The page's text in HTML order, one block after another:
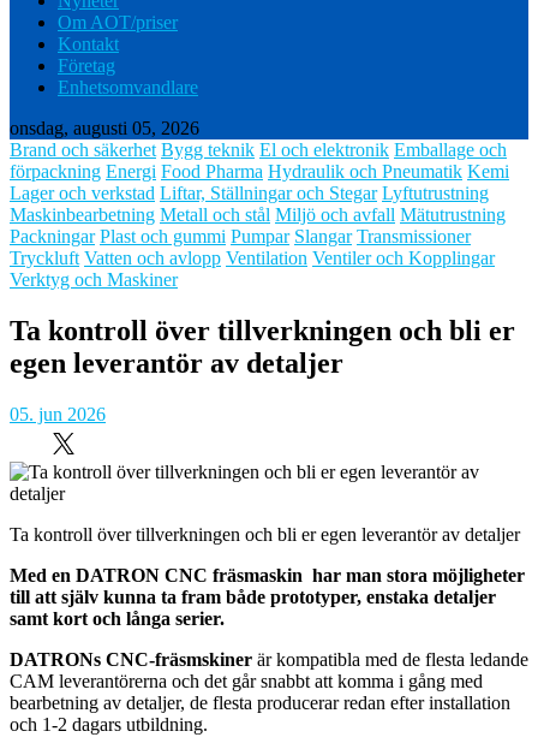
Om AOT/priser
Kontakt
Företag
Enhetsomvandlare
onsdag, augusti 05, 2026
Brand och säkerhet Bygg teknik El och elektronik Emballage och
förpackning Energi Food Pharma Hydraulik och Pneumatik Kemi
Lager och verkstad Liftar, Ställningar och Stegar Lyftutrustning
Maskinbearbetning Metall och stål Miljö och avfall Mätutrustning
Packningar Plast och gummi Pumpar Slangar Transmissioner
Tryckluft Vatten och avlopp Ventilation Ventiler och Kopplingar
Verktyg och Maskiner
Ta kontroll över tillverkningen och bli er
egen leverantör av detaljer
05. jun 2026
Ta kontroll över tillverkningen och bli er egen leverantör av detaljer
Med en DATRON CNC fräsmaskin har man stora möjligheter
till att själv kunna ta fram både prototyper, enstaka detaljer
samt kort och långa serier.
DATRONs CNC-fräsmskiner är kompatibla med de flesta ledande
CAM leverantörerna och det går snabbt att komma i gång med
bearbetning av detaljer, de flesta producerar redan efter installation
och 1-2 dagars utbildning.